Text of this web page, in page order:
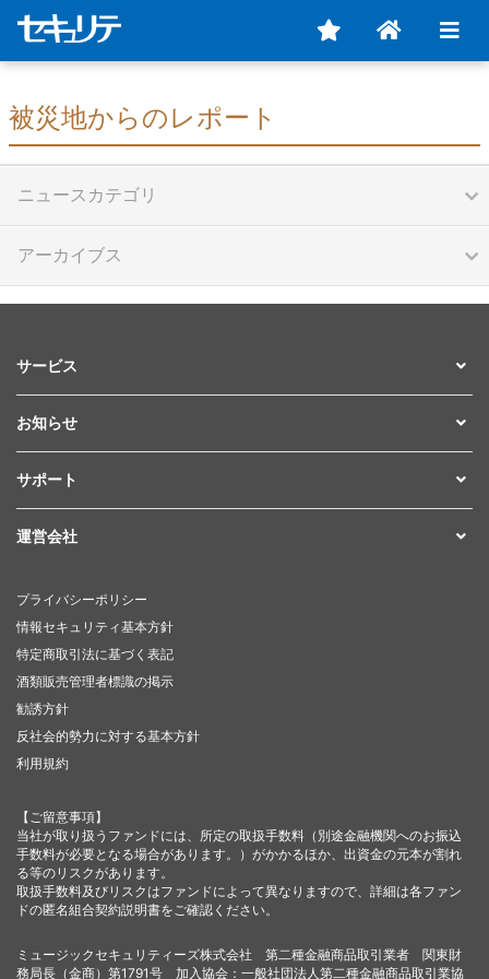
被災地からのレポート
ニュースカテゴリ
アーカイブス
サービス
お知らせ
サポート
運営会社
プライバシーポリシー
情報セキュリティ基本方針
特定商取引法に基づく表記
酒類販売管理者標識の掲示
勧誘方針
反社会的勢力に対する基本方針
利用規約
【ご留意事項】
当社が取り扱うファンドには、所定の取扱手数料（別途金融機関へのお振込
手数料が必要となる場合があります。）がかかるほか、出資金の元本が割れ
る等のリスクがあります。
取扱手数料及びリスクはファンドによって異なりますので、詳細は各ファン
ドの匿名組合契約説明書をご確認ください。
ミュージックセキュリティーズ株式会社 第二種金融商品取引業者 関東財
務局長（金商）第1791号 加入協会：一般社団法人第二種金融商品取引業協